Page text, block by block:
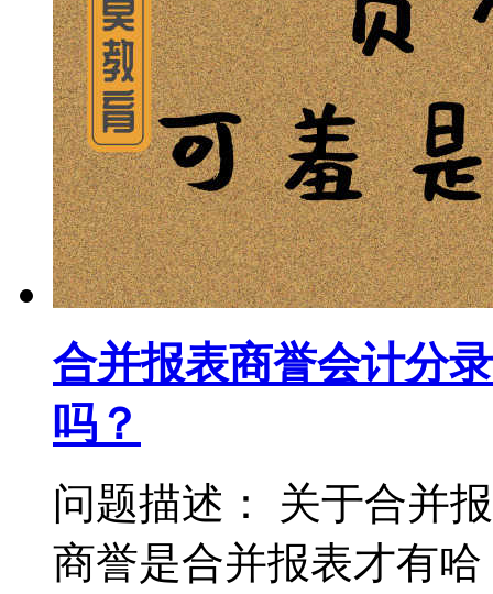
合并报表商誉会计分
吗？
问题描述： 关于合并
商誉是合并报表才有